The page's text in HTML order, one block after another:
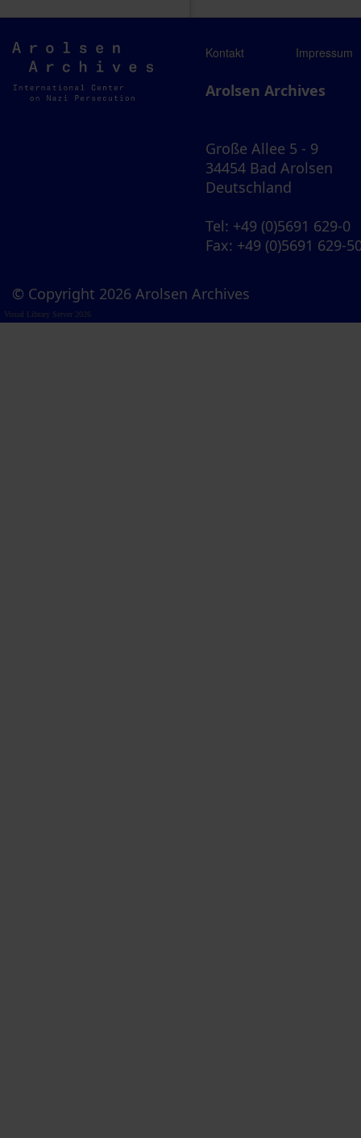
Arolsen
Archives
Kontakt Impressum
Arolsen Archives
Große Allee 5 - 9
34454 Bad Arolsen
Deutschland
Tel: +49 (0)5691 629-0
Fax: +49 (0)5691 629-
© Copyright 2026 Arolsen Archives
Visual Library Server 2026